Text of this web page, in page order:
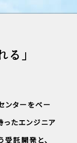
る」
ンターをベー
たエンジニア
託開発と、